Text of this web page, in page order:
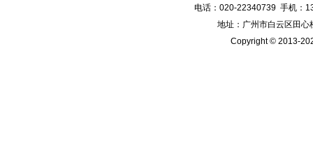
电话：020-22340739 手机：
地址：广州市白云区田
Copyright © 2013-